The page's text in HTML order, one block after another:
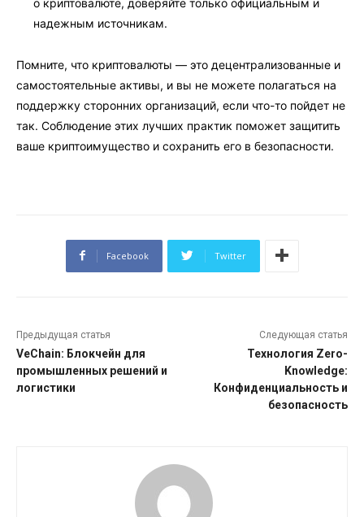
надежным источникам.
Помните, что криптовалюты — это децентрализованные и
самостоятельные активы, и вы не можете полагаться на
поддержку сторонних организаций, если что-то пойдет не
так. Соблюдение этих лучших практик поможет защитить
ваше криптоимущество и сохранить его в безопасности.
Facebook Twitter
Предыдущая статья
VeChain: Блокчейн для
промышленных решений и
логистики
Следующая статья
Технология Zero-
Knowledge:
Конфиденциальность и
безопасность